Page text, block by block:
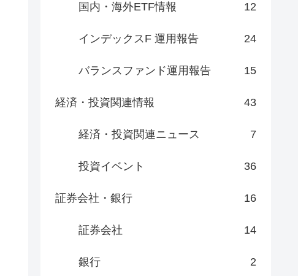
国内・海外ETF情報 12
インデックスF 運用報告 24
バランスファンド運用報告 15
経済・投資関連情報 43
経済・投資関連ニュース 7
投資イベント 36
証券会社・銀行 16
証券会社 14
銀行 2